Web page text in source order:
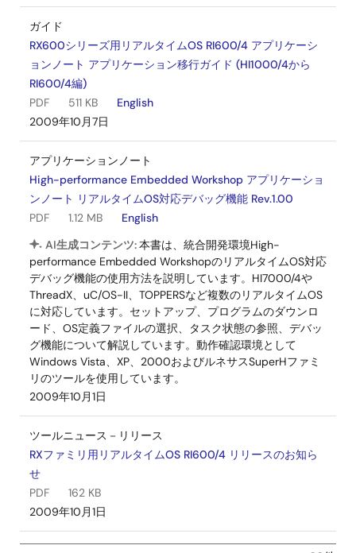
ガイド
RX600シリーズ用リアルタイムOS RI600/4 アプリケーシ
ョンノート アプリケーション移行ガイド (HI1000/4から
RI600/4編)
PDF
511 KB
English
2009年10月7日
アプリケーションノート
High-performance Embedded Workshop アプリケーショ
ンノート リアルタイムOS対応デバッグ機能 Rev.1.00
PDF
1.12 MB
English
AI生成コンテンツ:本書は、統合開発環境High-
performance Embedded WorkshopのリアルタイムOS対応
デバッグ機能の使用方法を説明しています。HI7000/4や
ThreadX、uC/OS-II、TOPPERSなど複数のリアルタイムOS
に対応しています。セットアップ、プログラムのダウンロ
ード、OS定義ファイルの選択、タスク状態の参照、デバッ
グ機能について解説しています。動作確認環境として
Windows Vista、XP、2000およびルネサスSuperHファミ
リのツールを使用しています。
2009年10月1日
ツールニュース－リリース
RXファミリ用リアルタイムOS RI600/4 リリースのお知ら
せ
PDF
162 KB
2009年10月1日